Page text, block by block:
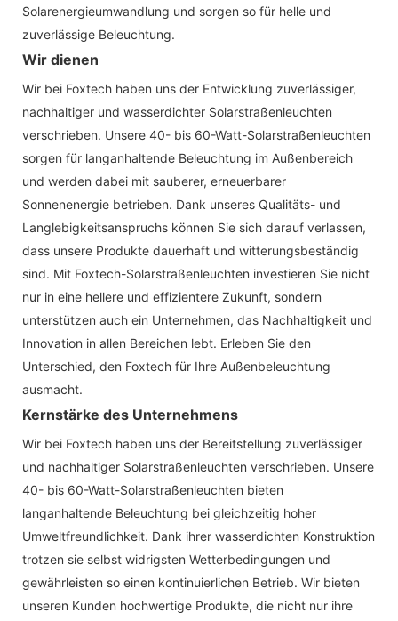
Solarenergieumwandlung und sorgen so für helle und
zuverlässige Beleuchtung.
Wir dienen
Wir bei Foxtech haben uns der Entwicklung zuverlässiger,
nachhaltiger und wasserdichter Solarstraßenleuchten
verschrieben. Unsere 40- bis 60-Watt-Solarstraßenleuchten
sorgen für langanhaltende Beleuchtung im Außenbereich
und werden dabei mit sauberer, erneuerbarer
Sonnenenergie betrieben. Dank unseres Qualitäts- und
Langlebigkeitsanspruchs können Sie sich darauf verlassen,
dass unsere Produkte dauerhaft und witterungsbeständig
sind. Mit Foxtech-Solarstraßenleuchten investieren Sie nicht
nur in eine hellere und effizientere Zukunft, sondern
unterstützen auch ein Unternehmen, das Nachhaltigkeit und
Innovation in allen Bereichen lebt. Erleben Sie den
Unterschied, den Foxtech für Ihre Außenbeleuchtung
ausmacht.
Kernstärke des Unternehmens
Wir bei Foxtech haben uns der Bereitstellung zuverlässiger
und nachhaltiger Solarstraßenleuchten verschrieben. Unsere
40- bis 60-Watt-Solarstraßenleuchten bieten
langanhaltende Beleuchtung bei gleichzeitig hoher
Umweltfreundlichkeit. Dank ihrer wasserdichten Konstruktion
trotzen sie selbst widrigsten Wetterbedingungen und
gewährleisten so einen kontinuierlichen Betrieb. Wir bieten
unseren Kunden hochwertige Produkte, die nicht nur ihre